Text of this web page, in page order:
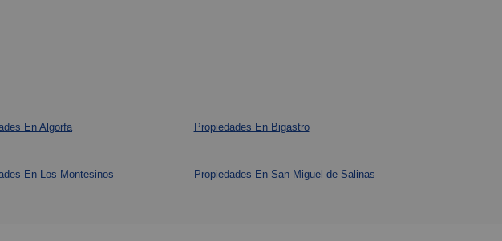
En Algorfa Propiedades En Bigastro
En Los Montesinos Propiedades En San Miguel de Salinas